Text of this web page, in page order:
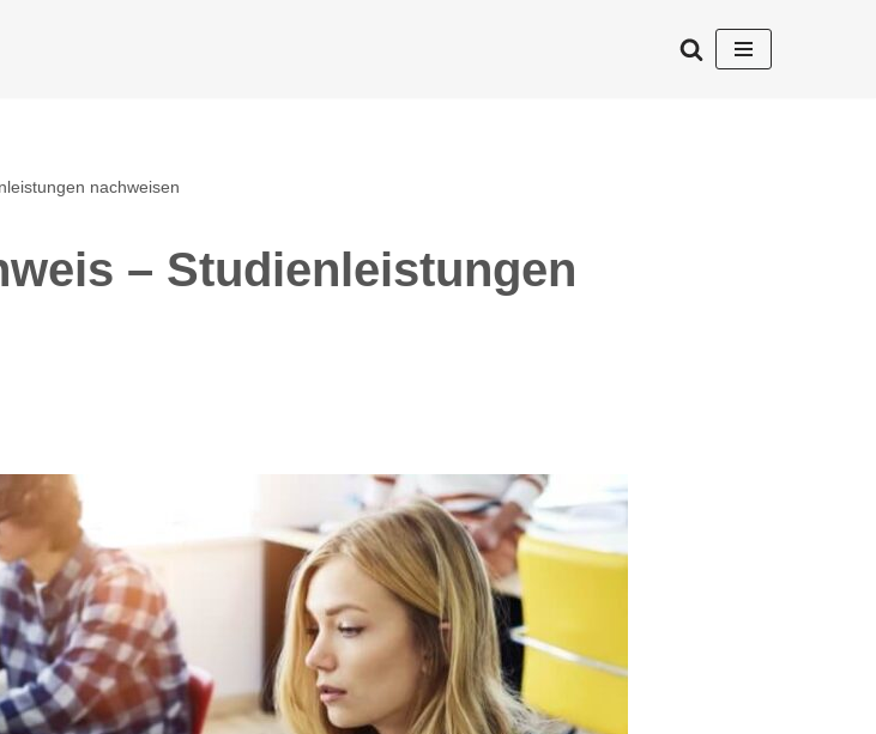
nachweisen
– Studienleistungen